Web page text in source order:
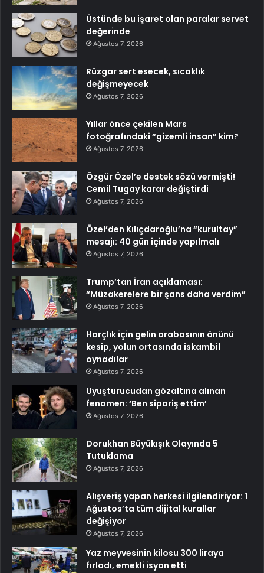
Üstünde bu işaret olan paralar servet
değerinde
Ağustos 7, 2026
Rüzgar sert esecek, sıcaklık
değişmeyecek
Ağustos 7, 2026
Yıllar önce çekilen Mars
fotoğrafındaki “gizemli insan” kim?
Ağustos 7, 2026
Özgür Özel’e destek sözü vermişti!
Cemil Tugay karar değiştirdi
Ağustos 7, 2026
Özel’den Kılıçdaroğlu’na “kurultay”
mesajı: 40 gün içinde yapılmalı
Ağustos 7, 2026
Trump’tan İran açıklaması:
“Müzakerelere bir şans daha verdim”
Ağustos 7, 2026
Harçlık için gelin arabasının önünü
kesip, yolun ortasında iskambil
oynadılar
Ağustos 7, 2026
Uyuşturucudan gözaltına alınan
fenomen: ‘Ben sipariş ettim’
Ağustos 7, 2026
Dorukhan Büyükışık Olayında 5
Tutuklama
Ağustos 7, 2026
Alışveriş yapan herkesi ilgilendiriyor: 1
Ağustos’ta tüm dijital kurallar
değişiyor
Ağustos 7, 2026
Yaz meyvesinin kilosu 300 liraya
fırladı, emekli isyan etti